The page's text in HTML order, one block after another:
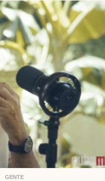
,GENTE